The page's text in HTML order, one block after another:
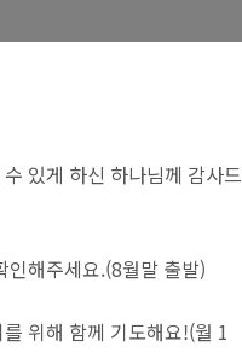
있게 하신 하나님께 감사드
해주세요.(8월말 출발)
위해 함께 기도해요!(월 1